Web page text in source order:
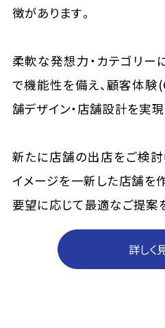
徴があります。
柔軟な発想力・カテゴリ
で機能性を備え、顧客体験
舗デザイン・店舗設計を実現
新たに店舗の出店をご検
イメージを一新した店舗を
要望に応じて最適なご提案
詳しく